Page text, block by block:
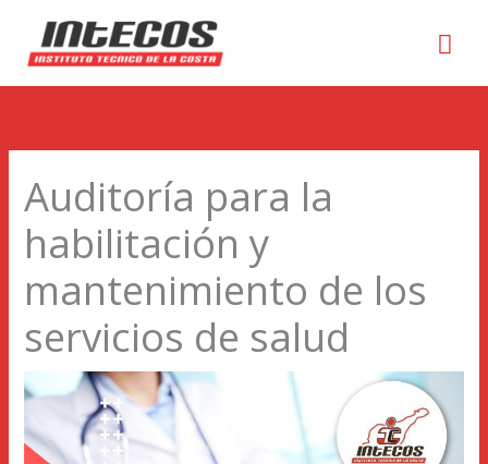
Auditoría para la
habilitación y
mantenimiento de los
servicios de salud